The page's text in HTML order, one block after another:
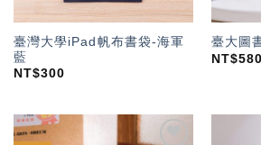
臺灣大學iPad帆布書袋-海軍
藍
NT$300
臺大圖
NT$580